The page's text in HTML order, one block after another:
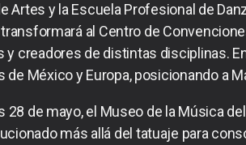
Artes y la Escuela Profesional de
al Centro de
creadores de distintas disciplinas.
de México y Europa, posicionando a
28 de mayo, el Museo de la Música
más allá del tatuaje para